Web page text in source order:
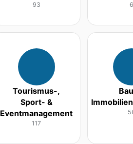
93 6
Tourismus-,
Sport- &
Eventmanagement
117